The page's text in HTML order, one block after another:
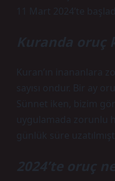
11 Mart 2024’te başladı.
Kuranda oruç
Kuran’ın inananlara
sayısı ondur. Bir ay
Sünnet iken, bizim
uygulamada zorunlu
günlük süre uzatılmıştır.
2024’te oruç